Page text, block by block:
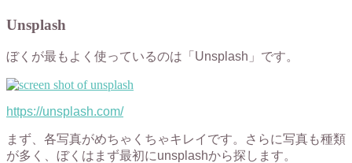
Unsplash
ぼくが最もよく使っているのは「Unsplash」です。
https://unsplash.com/
まず、各写真がめちゃくちゃキレイです。さらに写真も種類
が多く、ぼくはまず最初にunsplashから探します。